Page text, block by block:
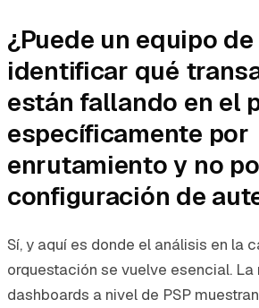
¿Puede un equipo
identificar qué
están fallando en el
específicamente por
enrutamiento y no
configuración de
Sí, y aquí es donde el análisis en la
orquestación se vuelve esencial. La
dashboards a nivel de PSP